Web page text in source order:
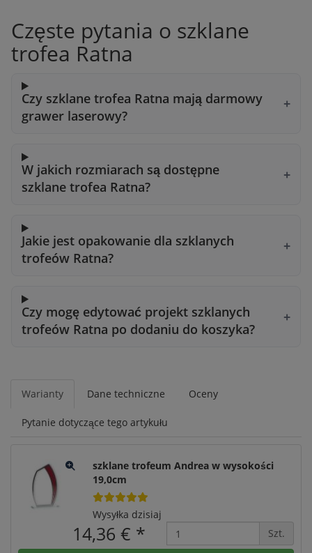
Częste pytania o szklane
trofea Ratna
Czy szklane trofea Ratna mają darmowy
grawer laserowy?
W jakich rozmiarach są dostępne
szklane trofea Ratna?
Jakie jest opakowanie dla szklanych
trofeów Ratna?
Czy mogę edytować projekt szklanych
trofeów Ratna po dodaniu do koszyka?
Warianty Dane techniczne Oceny
Pytanie dotyczące tego artykułu
szklane trofeum Andrea w wysokości
19,0cm
Wysyłka dzisiaj
14,36 € * Szt.